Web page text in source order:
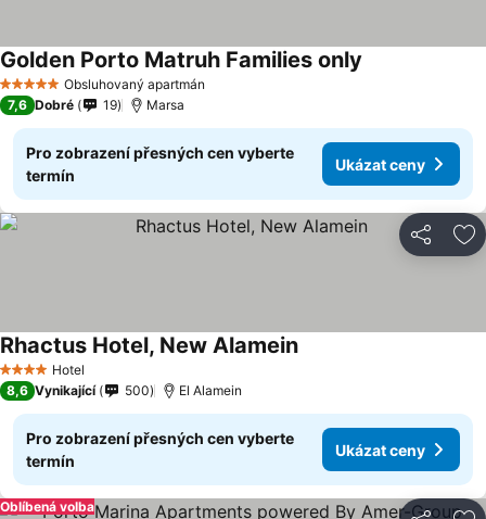
5 Počet hvězdičekObsluhovaný apartmán
Golden Porto Matruh Families only
7,6 Dobré 19 Marsa
Pro zobrazení přesných cen vyberte
termín
Ukázat ceny
Sdílet
4 Počet hvězdiček
Hotel
Rhactus Hotel, New Alamein
8,6 Vynikající 500 El Alamein
Pro zobrazení přesných cen vyberte
termín
Ukázat ceny
Oblíbená volba